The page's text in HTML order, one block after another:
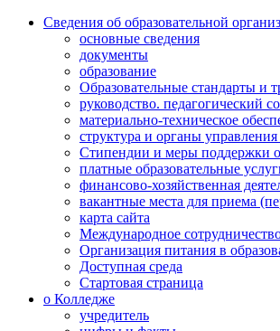
Сведения об образовательной
основные сведения
документы
образование
Образовательные стандарты и
руководство. педагогический
материально-техническое
структура и органы
Стипендии и меры поддержки
платные образовательные
финансово-хозяйственная
вакантные места для приема
карта сайта
Международное
Организация питания в
Доступная среда
Стартовая страница
о Колледже
учредитель